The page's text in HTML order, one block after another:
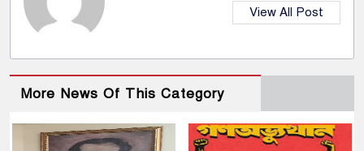
View All Post
More News Of This Category